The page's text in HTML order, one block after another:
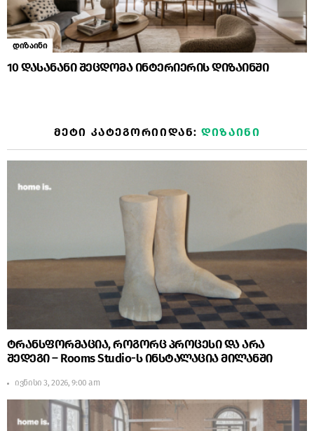
დიზაინი
10 დასანანი შეცდომა ინტერიერის დიზაინში
ᲛᲔᲢᲘ ᲙᲐᲢᲔᲒᲝᲠᲘᲘᲓᲐᲜ:ᲓᲘᲖᲐᲘᲜᲘ
ტრანსფორმაცია, როგორც პროცესი და არა
შედეგი – Rooms Studio-ს ინსტალაცია მილანში
ივნისი 3, 2026, 9:00 am